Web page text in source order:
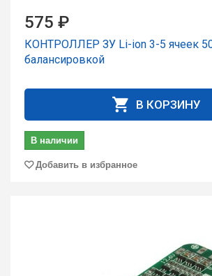
575 ₽
КОНТРОЛЛЕР ЗУ Li-ion 3-5 ячеек
балансировкой
В КОРЗИНУ
В наличии
Добавить в избранное